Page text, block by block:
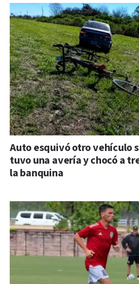
Auto esquivó otro vehículo
tuvo una avería y chocó a
la banquina